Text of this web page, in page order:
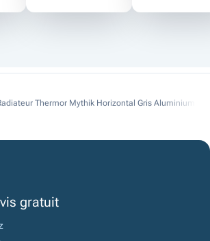
Thermor Mythik Horizontal Gris Aluminium
gratuit